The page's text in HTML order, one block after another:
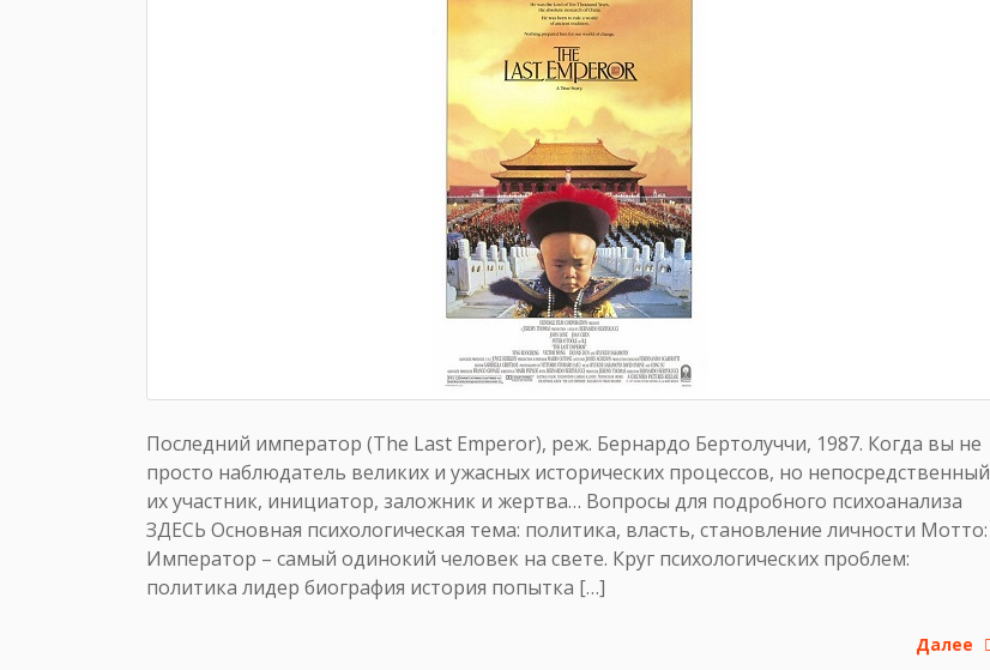
Последний император (The Last Emperor), реж. Бернардо Бертолуччи, 1987. Когда вы не
просто наблюдатель великих и ужасных исторических процессов, но непосредственный
их участник, инициатор, заложник и жертва… Вопросы для подробного психоанализа
ЗДЕСЬ Основная психологическая тема: политика, власть, становление личности Мотто:
Император – самый одинокий человек на свете. Круг психологических проблем:
политика лидер биография история попытка […]
Далее